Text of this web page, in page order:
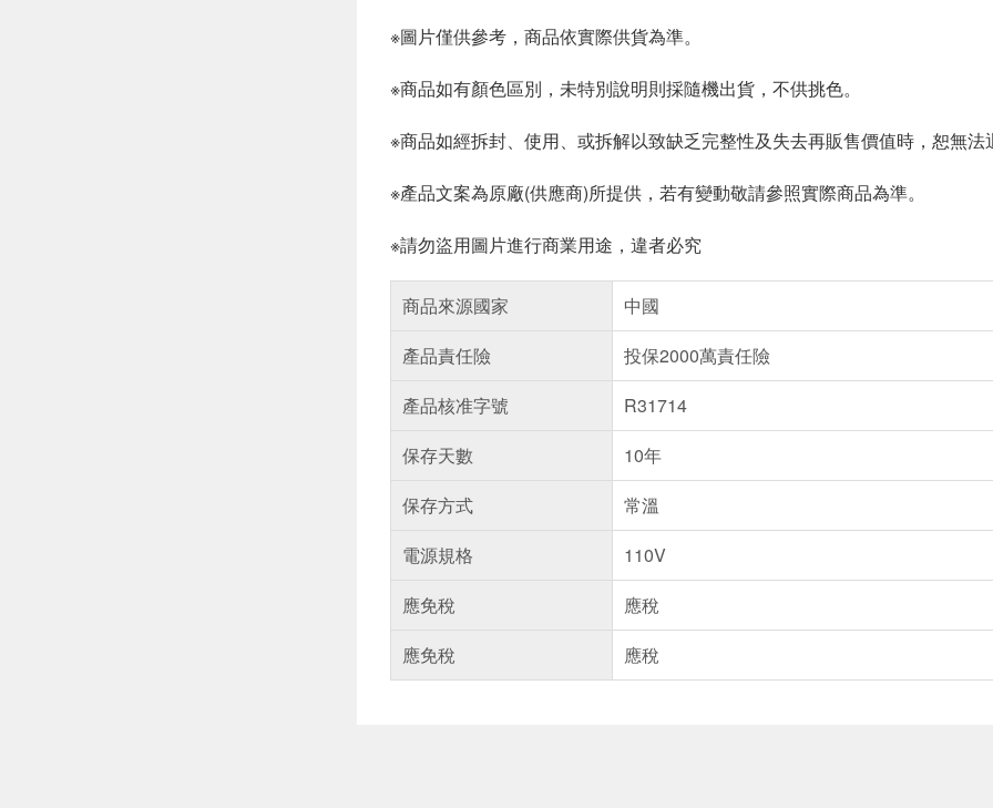
※圖片僅供參考，商品依實際供貨為準。
※商品如有顏色區別，未特別說明則採隨機出貨，不供挑色。
※商品如經拆封、使用、或拆解以致缺乏完整性及失去再販售價值時，恕無法
※產品文案為原廠(供應商)所提供，若有變動敬請參照實際商品為準。
※請勿盜用圖片進行商業用途，違者必究
商品來源國家
中國
產品責任險
投保2000萬責任險
產品核准字號
R31714
保存天數
10年
保存方式
常溫
電源規格
110V
應免稅
應稅
應免稅
應稅